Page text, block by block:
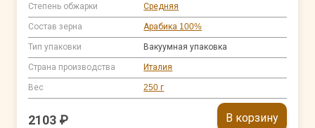
Степень обжарки Средняя
Состав зерна Арабика 100%
Тип упаковки Вакуумная упаковка
Страна производства Италия
Вес 250 г
2103 ₽ В корзину